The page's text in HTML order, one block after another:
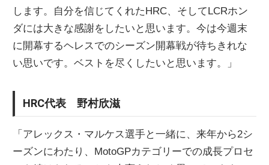
します。自分を信じてくれたHRC、そしてLCRホン
ダには大きな感謝をしたいと思います。今は今週末
に開幕するヘレスでのシーズン開幕戦が待ちきれな
い思いです。ベストを尽くしたいと思います。」
HRC代表 野村欣滋
「アレックス・マルケス選手と一緒に、来年から2シ
ーズンにわたり、MotoGPカテゴリーでの成長プロセ